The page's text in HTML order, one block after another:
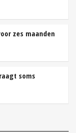
zes maanden
soms